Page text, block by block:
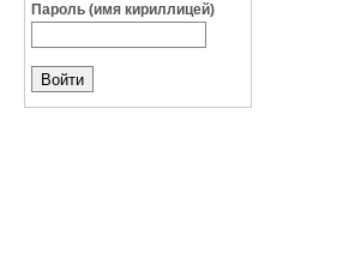
Пароль (имя кириллицей)